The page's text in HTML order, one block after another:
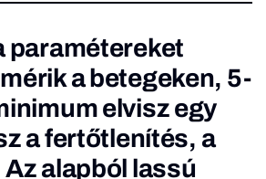
paramétereket
a betegeken, 5-
elvisz egy
a fertőtlenítés, a
alapból lassú